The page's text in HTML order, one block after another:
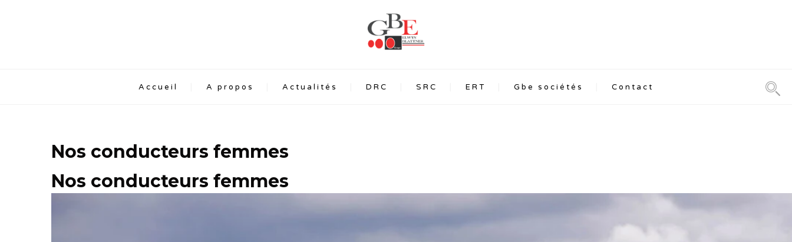
Accueil A propos Actualités DRC SRC ERT Gbe sociétés Contact
Nos conducteurs femmes
Nos conducteurs femmes